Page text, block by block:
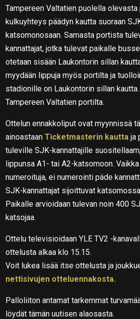
Tampereen Valtatien puolella
kulkuyhteys päädyn kautta suoraan
katsomonosaan. Samasta portista
kannattajat, jotka tulevat paikalle
otetaan sisään Laukontorin sillan
myydään lippuja myös portilta ja
stadionille on Laukontorin sillan
Tampereen Valtatien portilta.
Ottelun ennakkoliput ovat myynnissä
ainoastaanTicketmasterin kauttaja
tuleville SJK-kannattajille
lippunsa A1- tai A2-katsomoon.
numeroituja, ei numerointi päde
SJK-kannattajat sijoittuvat
Paikalle arvioidaan tulevan noin 400
katsojaa.
Ottelu televisioidaan YLE TV2 -
ottelusta alkaa klo 15.15.
Voit lukea lisää itse ottelusta ja
nettisivujen otteluennakosta.
Palloliiton antamat tarkemmat
löydät tämän uutisen alaosasta.